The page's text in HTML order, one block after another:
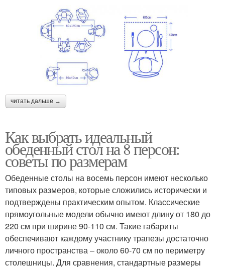
читать дальше →
Как выбрать идеальный
обеденный стол на 8 персон:
советы по размерам
Обеденные столы на восемь персон имеют несколько
типовых размеров, которые сложились исторически и
подтверждены практическим опытом. Классические
прямоугольные модели обычно имеют длину от 180 до
220 см при ширине 90-110 см. Такие габариты
обеспечивают каждому участнику трапезы достаточно
личного пространства – около 60-70 см по периметру
столешницы. Для сравнения, стандартные размеры